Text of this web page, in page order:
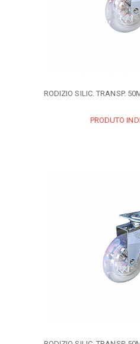
RODIZIO SILIC. TRANSP.
PRODUTO